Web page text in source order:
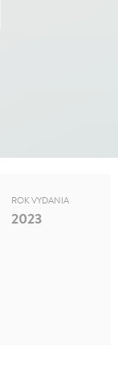
ROK VYDANIA
2023